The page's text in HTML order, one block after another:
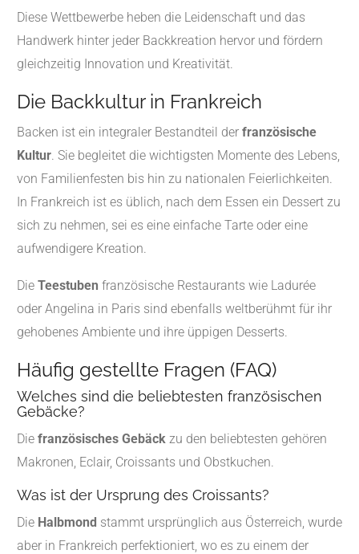
Diese Wettbewerbe heben die Leidenschaft und das
Handwerk hinter jeder Backkreation hervor und fördern
gleichzeitig Innovation und Kreativität.
Die Backkultur in Frankreich
Backen ist ein integraler Bestandteil der französische
Kultur . Sie begleitet die wichtigsten Momente des Lebens,
von Familienfesten bis hin zu nationalen Feierlichkeiten.
In Frankreich ist es üblich, nach dem Essen ein Dessert zu
sich zu nehmen, sei es eine einfache Tarte oder eine
aufwendigere Kreation.
Die Teestuben französische Restaurants wie Ladurée
oder Angelina in Paris sind ebenfalls weltberühmt für ihr
gehobenes Ambiente und ihre üppigen Desserts.
Häufig gestellte Fragen (FAQ)
Welches sind die beliebtesten französischen
Gebäcke?
Die französisches Gebäck zu den beliebtesten gehören
Makronen, Eclair, Croissants und Obstkuchen.
Was ist der Ursprung des Croissants?
Die Halbmond stammt ursprünglich aus Österreich, wurde
aber in Frankreich perfektioniert, wo es zu einem der